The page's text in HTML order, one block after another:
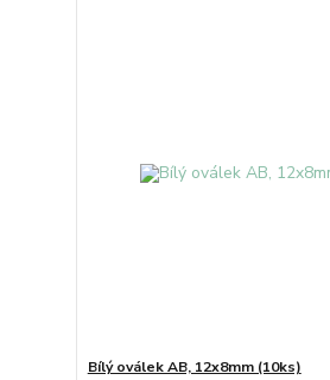
Bílý oválek AB, 12x8mm (10ks)